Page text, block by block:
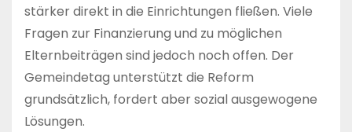
stärker direkt in die Einrichtungen fließen. Viele
Fragen zur Finanzierung und zu möglichen
Elternbeiträgen sind jedoch noch offen. Der
Gemeindetag unterstützt die Reform
grundsätzlich, fordert aber sozial ausgewogene
Lösungen.